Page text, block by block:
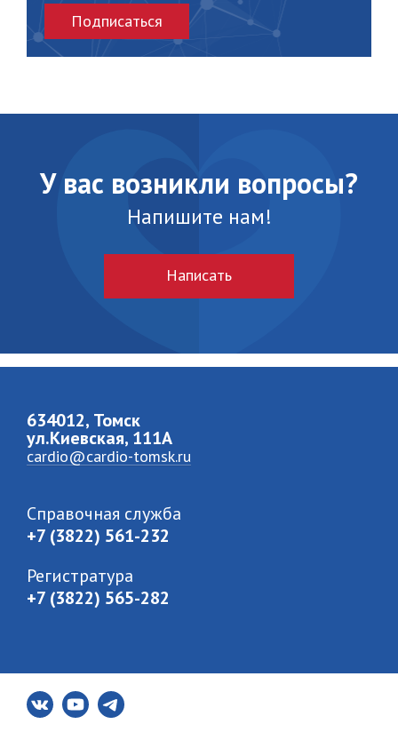
Подписаться
У вас возникли вопросы?
Напишите нам!
Написать
634012, Томск
ул.Киевская, 111A
cardio@cardio-tomsk.ru
Справочная служба
+7 (3822) 561-232
Регистратура
+7 (3822) 565-282